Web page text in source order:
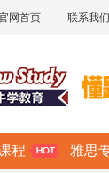
网首页 联系我们
程 雅思